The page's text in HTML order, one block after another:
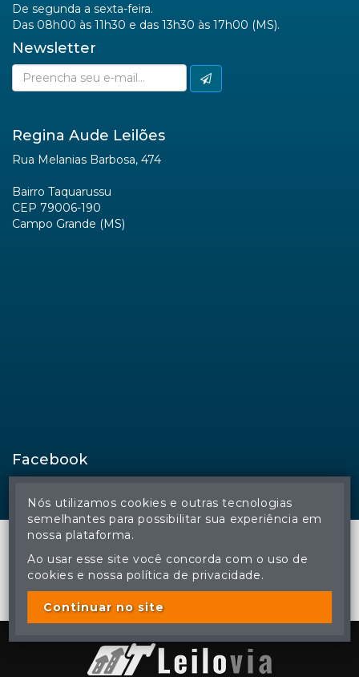
De segunda a sexta-feira.
Das 08h00 às 11h30 e das 13h30 às 17h00 (MS).
Newsletter
Regina Aude Leilões
Rua Melanias Barbosa, 474
Bairro Taquarussu
CEP 79006-190
Campo Grande (MS)
Facebook
© Regina Aude Leilões - Todos os direitos reservados
A cópia ou reprodução não autorizada do conteúdo deste site
poderá acarretar em penas previstas em lei.
Nós utilizamos cookies e outras tecnologias
semelhantes para possibilitar sua experiência em
nossa plataforma.
Ao usar esse site você concorda com o uso de
cookies e nossa política de privacidade.
Continuar no site